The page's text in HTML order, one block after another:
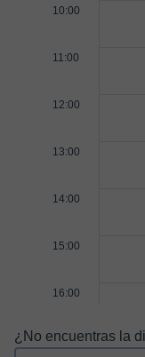
10:00
11:00
12:00
13:00
14:00
15:00
16:00
¿No encuentras la